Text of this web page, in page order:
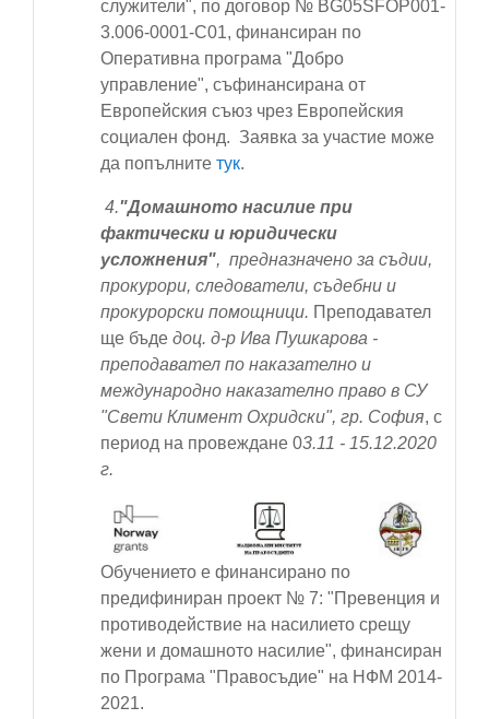
служители", по договор № BG05SFOP001-
3.006-0001-С01, финансиран по
Оперативна програма "Добро
управление", съфинансирана от
Европейския съюз чрез Европейския
социален фонд. Заявка за участие може
да попълните тук.
4."Домашното насилие при
фактически и юридически
усложнения", предназначено за съдии,
прокурори, следователи, съдебни и
прокурорски помощници. Преподавател
ще бъде доц. д-р Ива Пушкарова -
преподавател по наказателно и
международно наказателно право в СУ
"Свети Климент Охридски", гр. София, с
период на провеждане 03.11 - 15.12.2020
г.
Обучението е финансирано по
предифиниран проект № 7: "Превенция и
противодействие на насилието срещу
жени и домашното насилие", финансиран
по Програма "Правосъдие" на НФМ 2014-
2021.